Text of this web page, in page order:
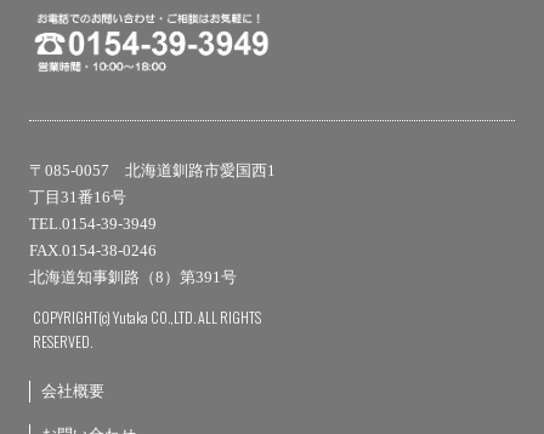
〒085-0057 北海道釧路市愛国西1
丁目31番16号
TEL.0154-39-3949
FAX.0154-38-0246
北海道知事釧路（8）第391号
COPYRIGHT(c) Yutaka CO.,LTD. ALL RIGHTS
RESERVED.
会社概要